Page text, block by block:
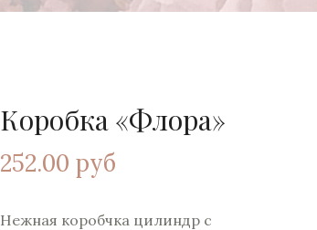
Коробка «Флора»
252.00 руб
Нежная коробчка цилиндр с